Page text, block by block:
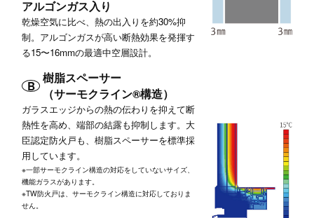
アルゴンガス入り
乾燥空気に比べ、熱の出入りを約30%抑
制。アルゴンガスが高い断熱効果を発揮す
る15〜16mmの最適中空層設計。
B 樹脂スペーサー
（サーモクライン®構造）
ガラスエッジからの熱の伝わりを抑えて断
熱性を高め、端部の結露も抑制します。大
臣認定防火戸も、樹脂スペーサーを標準採
用しています。
※一部サーモクライン構造の対応をしていないサイズ、
機能ガラスがあります。
※TW防火戸は、サーモクライン構造に対応しておりま
せん。